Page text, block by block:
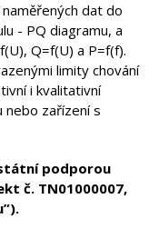
dat do
- PQ diagramu, a
Q=f(U) a P=f(f).
limity chování
i kvalitativní
nebo zařízení s
podporou
č. TN01000007,